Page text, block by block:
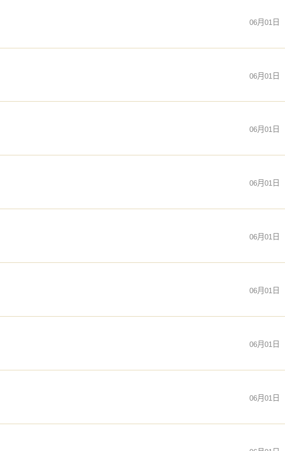
06月01日
06月01日
06月01日
06月01日
06月01日
06月01日
06月01日
06月01日